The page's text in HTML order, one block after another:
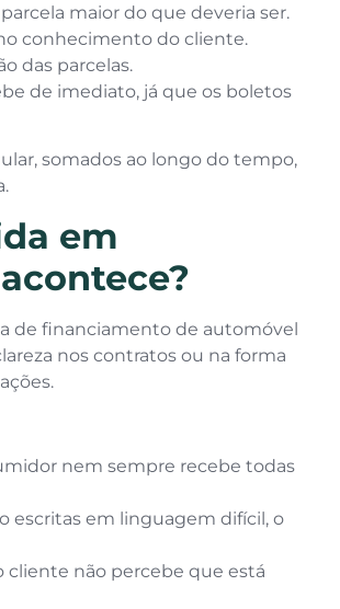
maior do que deveria ser.
conhecimento do cliente.
das parcelas.
de imediato, já que os boletos
somados ao longo do tempo,
em
de financiamento de automóvel
nos contratos ou na forma
nem sempre recebe todas
escritas em linguagem difícil, o
cliente não percebe que está